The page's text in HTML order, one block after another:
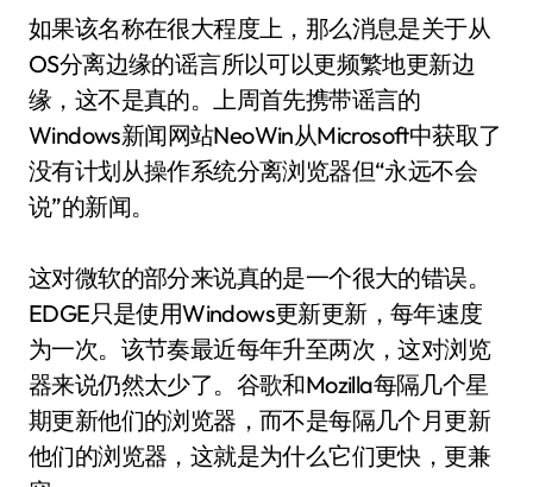
如果该名称在很大程度上，那么消息是关于从
OS分离边缘的谣言所以可以更频繁地更新边
缘，这不是真的。上周首先携带谣言的
Windows新闻网站NeoWin从Microsoft中获取了
没有计划从操作系统分离浏览器但“永远不会
说”的新闻。
这对微软的部分来说真的是一个很大的错误。
EDGE只是使用Windows更新更新，每年速度
为一次。该节奏最近每年升至两次，这对浏览
器来说仍然太少了。谷歌和Mozilla每隔几个星
期更新他们的浏览器，而不是每隔几个月更新
他们的浏览器，这就是为什么它们更快，更兼